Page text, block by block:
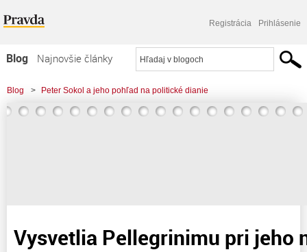
Registrácia Prihlásenie
Blog
Najnovšie články
Najčítanejšie články
Najkomentovanejšie články
Blog > Peter Sokol a jeho pohľad na politické dianie
Vysvetlia Pellegrinimu pri jeho